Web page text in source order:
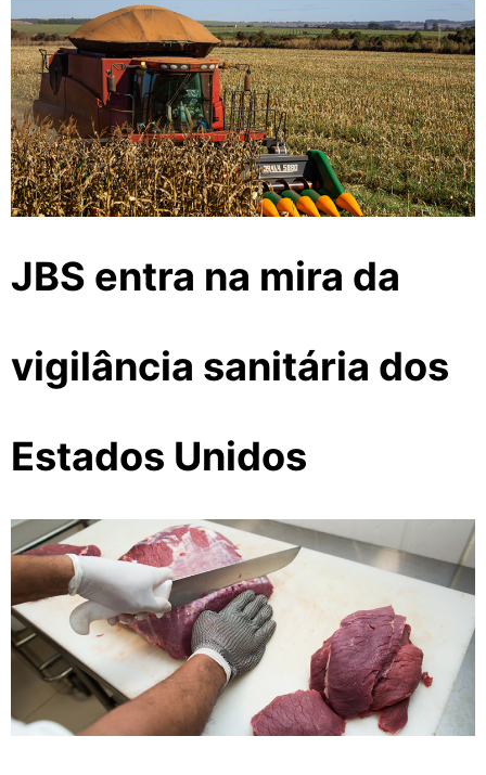
JBS entra na mira da
vigilância sanitária dos
Estados Unidos